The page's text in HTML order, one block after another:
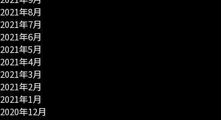
2021年8月
2021年7月
2021年6月
2021年5月
2021年4月
2021年3月
2021年2月
2021年1月
2020年12月